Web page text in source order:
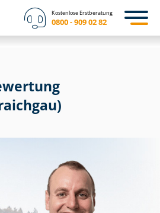
Kostenlose Erstberatung
0800 - 909 02 82